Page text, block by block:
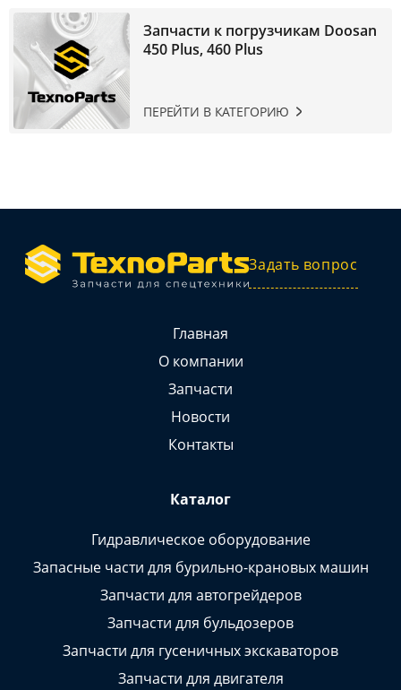
Запчасти к погрузчикам Doosan
450 Plus, 460 Plus
ПЕРЕЙТИ В КАТЕГОРИЮ
Задать вопрос
Главная
О компании
Запчасти
Новости
Контакты
Каталог
Гидравлическое оборудование
Запасные части для бурильно-крановых машин
Запчасти для автогрейдеров
Запчасти для бульдозеров
Запчасти для гусеничных экскаваторов
Запчасти для двигателя